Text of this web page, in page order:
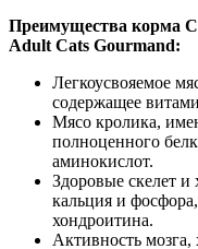
Преимущества корма
Adult Cats Gourmand:
Легкоусвояемое
содержащее
Мясо кролика,
полноценного
аминокислот.
Здоровые скелет
кальция и
хондроитина.
Активность